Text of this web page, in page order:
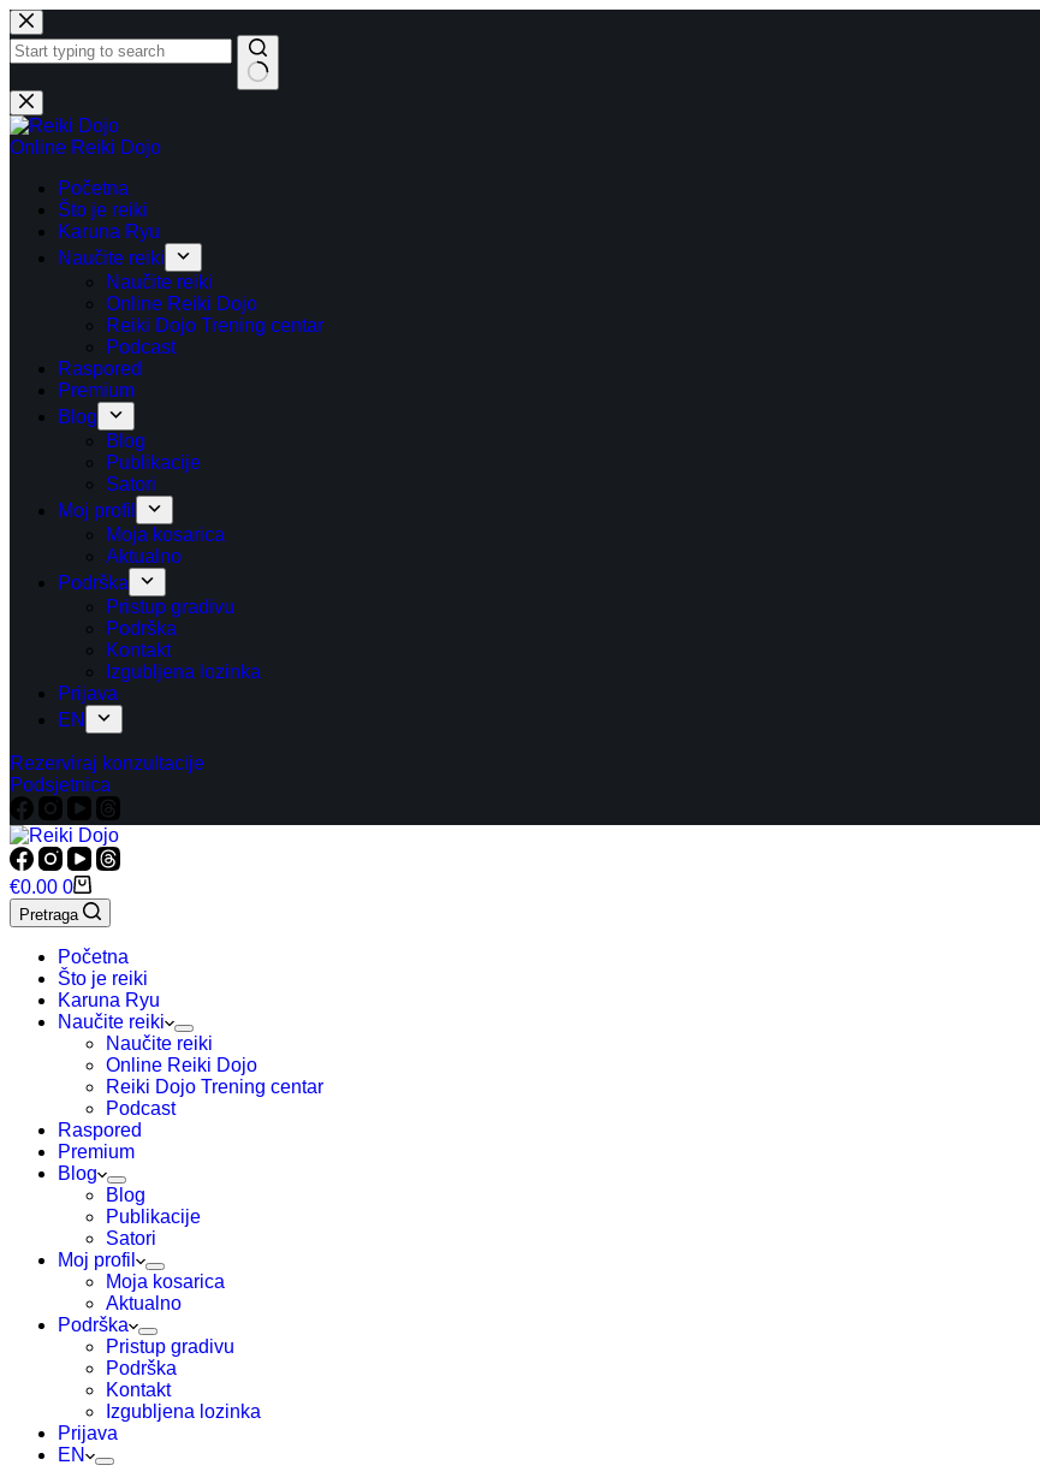
Preskoči
na
sadržaj
Nema
rezultata.
Online Reiki Dojo
Početna
Što je reiki
Karuna Ryu
Naučite reiki
Naučite reiki
Online Reiki Dojo
Reiki Dojo Trening centar
Podcast
Raspored
Premium
Blog
Blog
Publikacije
Satori
Moj profil
Moja kosarica
Aktualno
Podrška
Pristup gradivu
Podrška
Kontakt
Izgubljena lozinka
Prijava
EN
Rezerviraj konzultacije
Podsjetnica
Košarica
€0.00 0
Pretraga
Početna
Što je reiki
Karuna Ryu
Naučite reiki
Naučite reiki
Online Reiki Dojo
Reiki Dojo Trening centar
Podcast
Raspored
Premium
Blog
Blog
Publikacije
Satori
Moj profil
Moja kosarica
Aktualno
Podrška
Pristup gradivu
Podrška
Kontakt
Izgubljena lozinka
Prijava
EN